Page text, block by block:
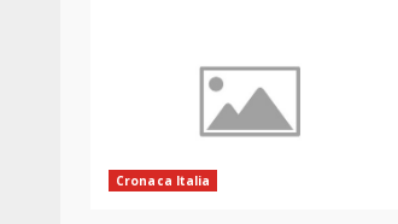
Cronaca Italia